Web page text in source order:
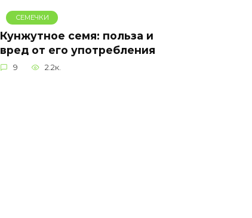
СЕМЕЧКИ
Кунжутное семя: польза и
вред от его употребления
9 2.2к.